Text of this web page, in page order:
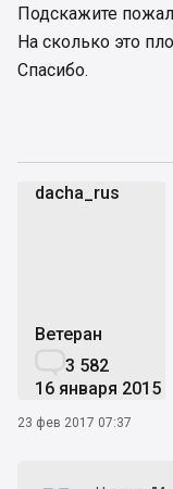
Подскажите
На сколько это
Спасибо.
dacha_rus
Ветеран
3 582
16 января 2015
23 фев 2017 07:37